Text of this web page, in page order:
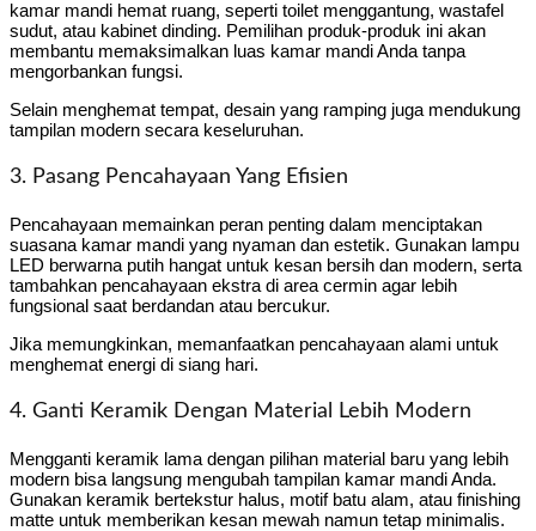
kamar mandi hemat ruang, seperti toilet menggantung, wastafel
sudut, atau kabinet dinding. Pemilihan produk-produk ini akan
membantu memaksimalkan luas kamar mandi Anda tanpa
mengorbankan fungsi.
Selain menghemat tempat, desain yang ramping juga mendukung
tampilan modern secara keseluruhan.
3. Pasang Pencahayaan Yang Efisien
Pencahayaan memainkan peran penting dalam menciptakan
suasana kamar mandi yang nyaman dan estetik. Gunakan lampu
LED berwarna putih hangat untuk kesan bersih dan modern, serta
tambahkan pencahayaan ekstra di area cermin agar lebih
fungsional saat berdandan atau bercukur.
Jika memungkinkan, memanfaatkan pencahayaan alami untuk
menghemat energi di siang hari.
4. Ganti Keramik Dengan Material Lebih Modern
Mengganti keramik lama dengan pilihan material baru yang lebih
modern bisa langsung mengubah tampilan kamar mandi Anda.
Gunakan keramik bertekstur halus, motif batu alam, atau finishing
matte untuk memberikan kesan mewah namun tetap minimalis.